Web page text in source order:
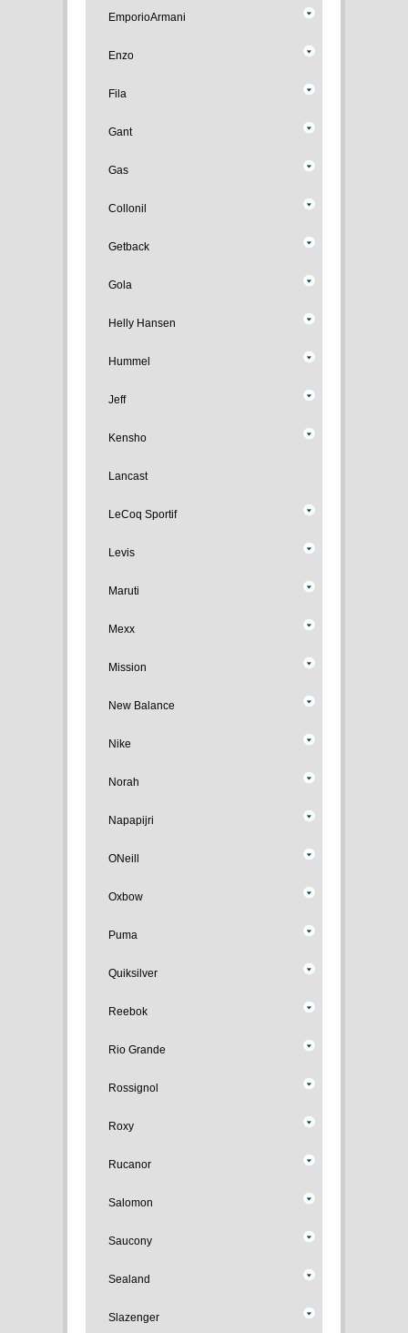
EmporioArmani
Enzo
Fila
Gant
Gas
Collonil
Getback
Gola
Helly Hansen
Hummel
Jeff
Kensho
Lancast
LeCoq Sportif
Levis
Maruti
Mexx
Mission
New Balance
Nike
Norah
Napapijri
ONeill
Oxbow
Puma
Quiksilver
Reebok
Rio Grande
Rossignol
Roxy
Rucanor
Salomon
Saucony
Sealand
Slazenger